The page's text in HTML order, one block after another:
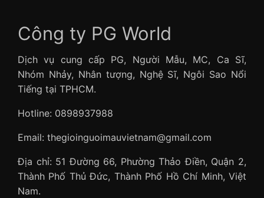
Công ty PG World
Dịch vụ cung cấp PG, Người Mẫu, MC, Ca Sĩ,
Nhóm Nhảy, Nhân tượng, Nghệ Sĩ, Ngôi Sao Nổi
Tiếng tại TPHCM.
Hotline: 0898937988
Email: thegioinguoimauvietnam@gmail.com
Địa chỉ: 51 Đường 66, Phường Thảo Điền, Quận 2,
Thành Phố Thủ Đức, Thành Phố Hồ Chí Minh, Việt
Nam.